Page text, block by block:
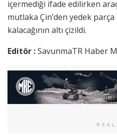
içermediği ifade edilirken
mutlaka Çin’den yedek
kalacağının altı çizildi.
Editör :SavunmaTR Haber